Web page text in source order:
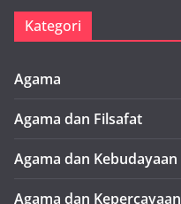
Kategori
Agama
Agama dan Filsafat
Agama dan Kebudayaan
Agama dan Kepercayaan